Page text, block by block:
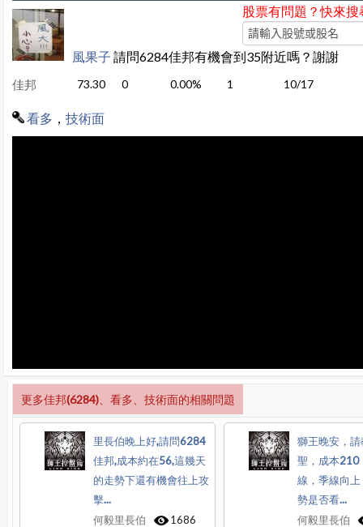
股票有問題？快來搜
風果子 請問6284佳邦有機會到35附近嗎？謝謝
佳邦 73.30 0 0.00% 1 10/17
看多 技術面
更多佳邦(6284)、看多、技術面的相關問題
里長伯晚上好,請問6284
佳邦,成本約在56,這幾天
的走勢下還有機會往上攻
擊...
何毅里長伯
1686
獅王晚安，
聖，成本210
線，季線向
勢是否看...
何毅里長伯